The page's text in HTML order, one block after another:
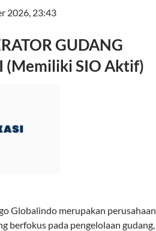
2026, 23:43
GUDANG
(Memiliki SIO Aktif)
Globalindo merupakan perusahaan
berfokus pada pengelolaan gudang,